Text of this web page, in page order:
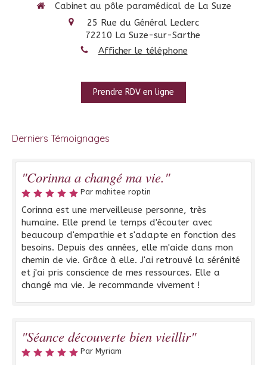
Cabinet au pôle paramédical de La Suze
25 Rue du Général Leclerc
72210 La Suze-sur-Sarthe
Afficher le téléphone
Prendre RDV en ligne
Derniers Témoignages
"Corinna a changé ma vie."
Par mahitee roptin
Corinna est une merveilleuse personne, très
humaine. Elle prend le temps d'écouter avec
beaucoup d'empathie et s'adapte en fonction des
besoins. Depuis des années, elle m'aide dans mon
chemin de vie. Grâce à elle. J'ai retrouvé la sérénité
et j'ai pris conscience de mes ressources. Elle a
changé ma vie. Je recommande vivement !
"Séance découverte bien vieillir"
Par Myriam